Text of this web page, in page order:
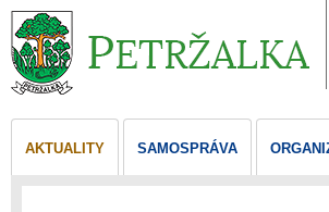
AKTUALITY SAMOSPRÁVA